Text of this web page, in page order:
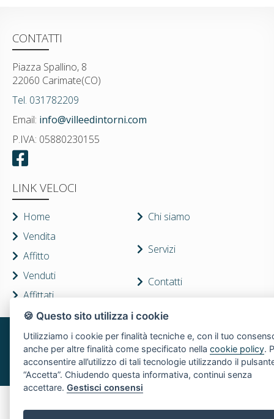
CONTATTI
Piazza Spallino, 8
22060 Carimate(CO)
Tel. 031782209
Email: info@villeedintorni.com
P.IVA: 05880230155
LINK VELOCI
Home
Vendita
Affitto
Venduti
Affittati
Chi siamo
Servizi
Contatti
Immobili s.r.l. | Piazza Spallino, 8 - 22060 Carimate(CO) - PI 05880230155
Privacy Policy-Revoca consensi-Cookie Policy© 2018 . Created by SSD-
Powered byAGIM
🍪 Questo sito utilizza i cookie
Utilizziamo i cookie per finalità tecniche e, con il tuo
anche per altre finalità come specificato nellacookie policy.
acconsentire all’utilizzo di tali tecnologie utilizzando il
“Accetta”. Chiudendo questa informativa, continui senza
accettare.Gestisci consensi